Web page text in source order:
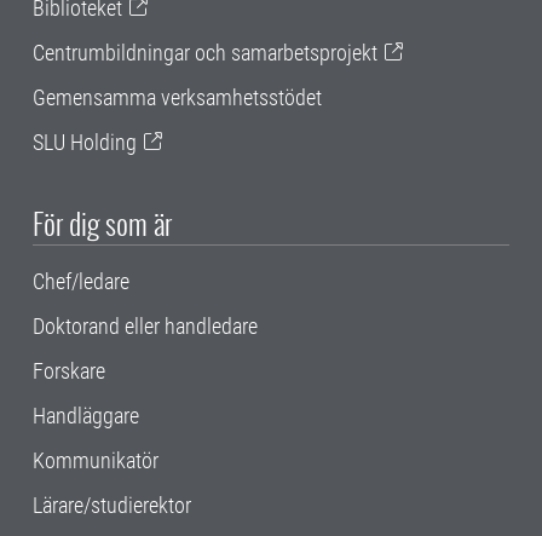
Biblioteket
Centrumbildningar och samarbetsprojekt
Gemensamma verksamhetsstödet
SLU Holding
För dig som är
Chef/ledare
Doktorand eller handledare
Forskare
Handläggare
Kommunikatör
Lärare/studierektor